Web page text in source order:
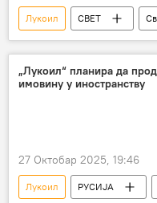
Лукоил СВЕТ
санкције
САД
„Лукоил“ планира да
имовину у иностранству
27 Октобар 2025, 19:46
Лукоил РУСИЈА